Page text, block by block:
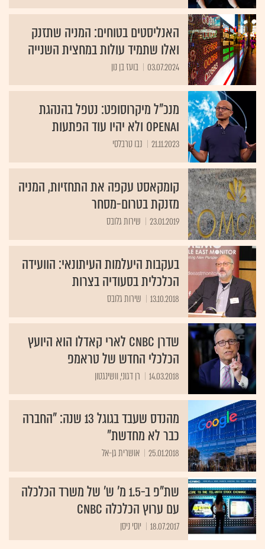
האנליסטים בטוחים: המניה שתזנק
ואלו שתמיד עולות במחצית השנייה
03.07.2024 בועז בן נון
מנכ"ל מיקרוסופט: נטפל בהנהגת
OpenAI ולא יהיו עוד הפתעות
21.11.2023 נבו טרבלסי
קומקאסט עקפה את התחזיות, המניה
מזנקת בטרום-מסחר
23.01.2019 שירות גלובס
בעקבות היעלמות העיתונאי: הוועידה
הכלכלית בסעודיה בצרות
13.10.2018 שירות גלובס
שדרן CNBC לארי קאדלו הוא היועץ
הכלכלי החדש של טראמפ
14.03.2018 רן דגוני, וושינגטון
מהנדס שעבד בגוגל 13 שנה: "החברה
כבר לא מחדשת"
25.01.2018 אושרית גן-אל
שת"פ ב-1.5 מ' ש' של משרד הכלכלה
עם ערוץ הכלכלה CNBC
18.07.2017 יוסי ניסן